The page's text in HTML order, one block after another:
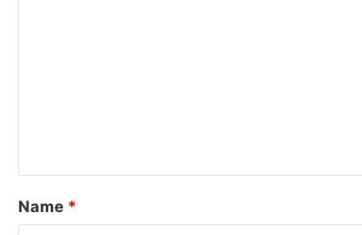
t
*
Name *